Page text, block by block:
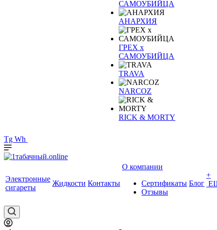
САМОУБИЙЦА
АНАРХИЯ
ГРЕХ х
САМОУБИЙЦА
TRAVA
NARCOZ
RICK & MORTY
Tg Wh
Электронные
сигареты
Жидкости Контакты
О компании
Сертификаты
Отзывы
Блог
+